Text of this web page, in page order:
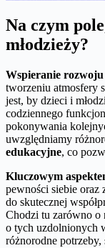
Na czym
młodzieży?
Wspieranie rozwoju
tworzeniu atmosfery
jest, by dzieci i
codziennego
pokonywania
uwzględniamy
edukacyjne, co
Kluczowym
pewności siebie oraz
do skutecznej
Chodzi tu zarówno o
o tych uzdolnionych
różnorodne potrzeby,